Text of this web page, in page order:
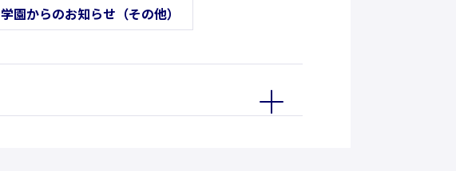
学園からのお知らせ（その他）